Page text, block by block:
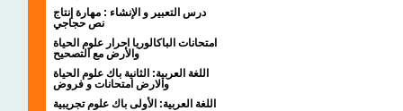
درس التعبير و الإنشاء : مهارة إنتاج
نص حجاجي
امتحانات الباكالوريا احرار علوم الحياة
والأرض مع التصحيح
اللغة العربية: الثانية باك علوم الحياة
والارض امتحانات و فروض
اللغة العربية: الأولى باك علوم تجريبية